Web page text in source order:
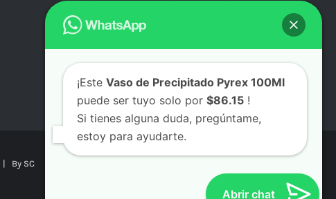
Soportes
Vibradores
| By SC
¡Este Vaso de Precipitado Pyrex 100Ml
puede ser tuyo solo por $86.15 !
Si tienes alguna duda, pregúntame,
estoy para ayudarte.
Abrir chat